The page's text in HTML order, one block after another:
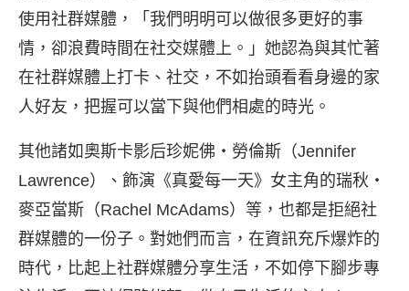
使用社群媒體，「我們明明可以做很多更好的事
情，卻浪費時間在社交媒體上。」她認為與其忙著
在社群媒體上打卡、社交，不如抬頭看看身邊的家
人好友，把握可以當下與他們相處的時光。
其他諸如奧斯卡影后珍妮佛・勞倫斯（Jennifer
Lawrence）、飾演《真愛每一天》女主角的瑞秋・
麥亞當斯（Rachel McAdams）等，也都是拒絕社
群媒體的一份子。對她們而言，在資訊充斥爆炸的
時代，比起上社群媒體分享生活，不如停下腳步專